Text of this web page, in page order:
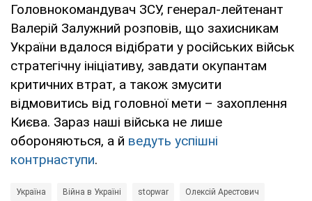
Головнокомандувач ЗСУ, генерал-лейтенант
Валерій Залужний розповів, що захисникам
України вдалося відібрати у російських військ
стратегічну ініціативу, завдати окупантам
критичних втрат, а також змусити
відмовитись від головної мети – захоплення
Києва. Зараз наші війська не лише
обороняються, а й ведуть успішні
контрнаступи.
Україна Війна в Україні stopwar Олексій Арестович